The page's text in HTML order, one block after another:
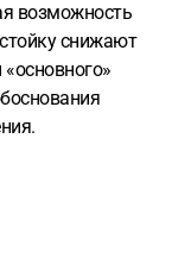
возможность
снижают